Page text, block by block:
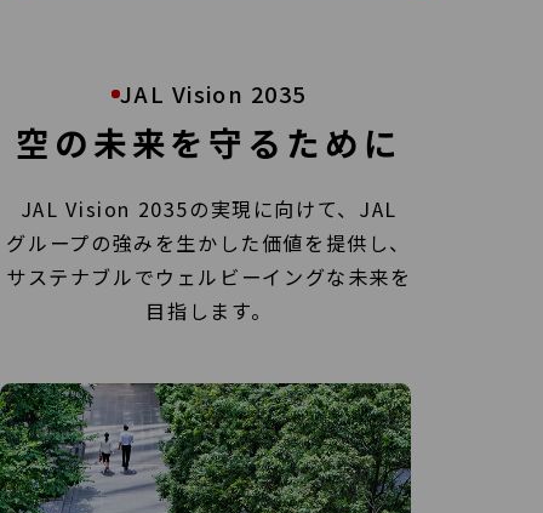
JAL Vision 2035
空の未来を守るために
JAL Vision 2035の実現に向けて、JAL
グループの強みを生かした価値を提供し、
サステナブルでウェルビーイングな未来を
目指します。